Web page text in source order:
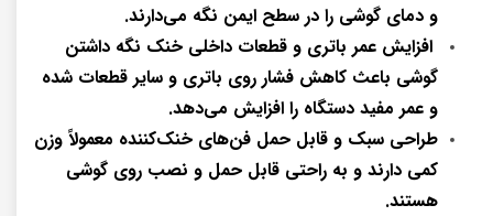
و دمای گوشی را در سطح ایمن نگه می‌دارند.
افزایش عمر باتری و قطعات داخلی خنک نگه داشتن
گوشی باعث کاهش فشار روی باتری و سایر قطعات شده
و عمر مفید دستگاه را افزایش می‌دهد.
طراحی سبک و قابل حمل فن‌های خنک‌کننده معمولاً وزن
کمی دارند و به راحتی قابل حمل و نصب روی گوشی
هستند.